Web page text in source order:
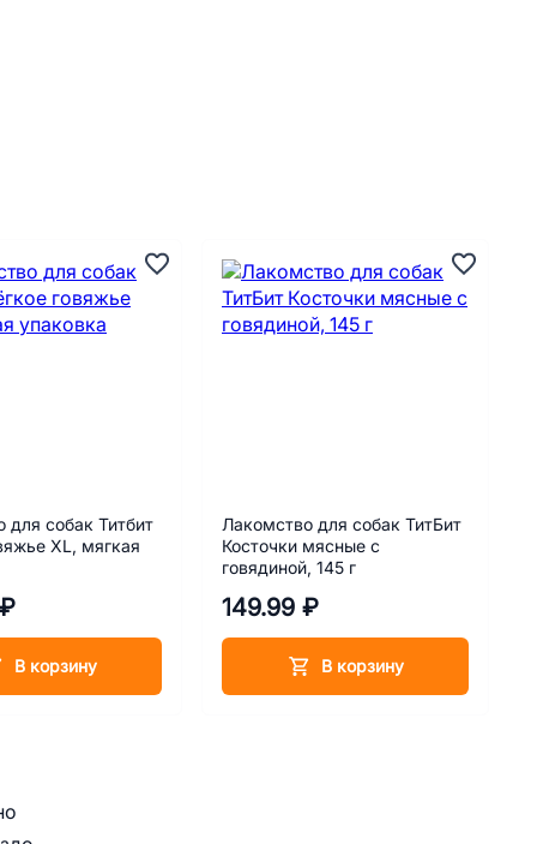
для собак Титбит
XL, мягкая
В корзину
Лакомство для собак ТитБит
Косточки мясные с
говядиной, 145 г
149.99 ₽
В корзину